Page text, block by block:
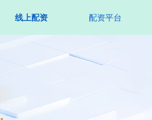
线上配资 配资平台